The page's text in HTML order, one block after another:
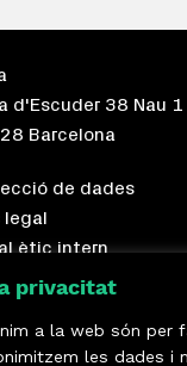
privacitat
a la web són per
les dades i
d'Escuder 38 Nau
Barcelona
de dades
legal
ètic intern